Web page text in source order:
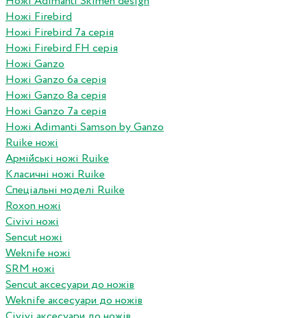
Ножі Firebird
Ножі Firebird 7а серія
Ножі Firebird FH серія
Ножі Ganzo
Ножі Ganzo 6а серія
Ножі Ganzo 8а серія
Ножі Ganzo 7а серія
Ножі Adimanti Samson by Ganzo
Ruike ножі
Армійські ножі Ruike
Класичні ножі Ruike
Спеціальні моделі Ruike
Roxon ножi
Civivi ножі
Sencut ножі
Weknife ножі
SRM ножі
Sencut аксесуари до ножів
Weknife аксесуари до ножів